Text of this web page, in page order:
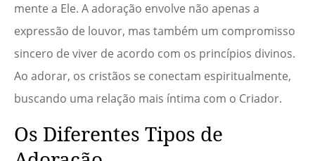
mente a Ele. A adoração envolve não apenas a
expressão de louvor, mas também um compromisso
sincero de viver de acordo com os princípios divinos.
Ao adorar, os cristãos se conectam espiritualmente,
buscando uma relação mais íntima com o Criador.
Os Diferentes Tipos de